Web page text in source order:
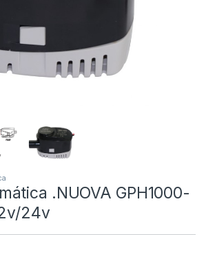
.NUOVA GPH1000-
24v